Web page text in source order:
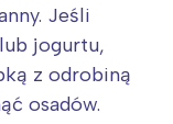
Jeśli
jogurtu,
z odrobiną
osadów.